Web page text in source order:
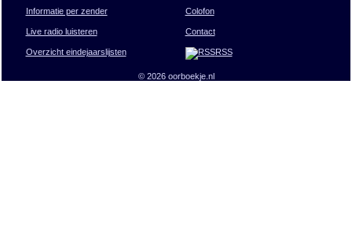
Informatie per zender
Live radio luisteren
Overzicht eindejaarslijsten
Colofon
Contact
RSS
© 2026 oorboekje.nl